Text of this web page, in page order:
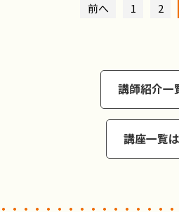
前へ 1 2
講師紹介一
講座一覧